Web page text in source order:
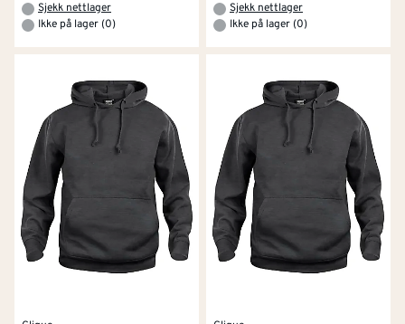
Sjekk nettlager
Ikke på lager (0)
Sjekk nettlager
Ikke på lager (0)